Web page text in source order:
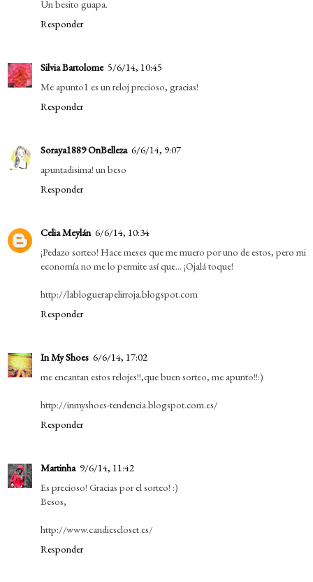
Un besito guapa.
Responder
Silvia Bartolome 5/6/14, 10:45
Me apunto1 es un reloj precioso, gracias!
Responder
Soraya1889 OnBelleza 6/6/14, 9:07
apuntadisima! un beso
Responder
Celia Meylán 6/6/14, 10:34
¡Pedazo sorteo! Hace meses que me muero por uno de estos, pero mi
economía no me lo permite así que... ¡Ojalá toque!
http://labloguerapelirroja.blogspot.com
Responder
In My Shoes 6/6/14, 17:02
me encantan estos relojes!!,que buen sorteo, me apunto!!:)
http://inmyshoes-tendencia.blogspot.com.es/
Responder
Martinha 9/6/14, 11:42
Es precioso! Gracias por el sorteo! :)
Besos,
http://www.candiescloset.es/
Responder